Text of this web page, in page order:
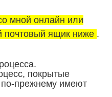
мной онлайн или
почтовый ящик ниже .
покрытые
по-прежнему имеют